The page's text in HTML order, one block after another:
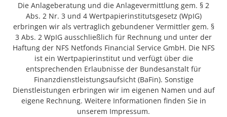
Die Anlageberatung und die Anlagevermittlung gem. § 2
Abs. 2 Nr. 3 und 4 Wertpapierinstitutsgesetz (WpIG)
erbringen wir als vertraglich gebundener Vermittler gem. §
3 Abs. 2 WpIG ausschließlich für Rechnung und unter der
Haftung der NFS Netfonds Financial Service GmbH. Die NFS
ist ein Wertpapierinstitut und verfügt über die
entsprechenden Erlaubnisse der Bundesanstalt für
Finanzdienstleistungsaufsicht (BaFin). Sonstige
Dienstleistungen erbringen wir im eigenen Namen und auf
eigene Rechnung. Weitere Informationen finden Sie in
unserem Impressum.